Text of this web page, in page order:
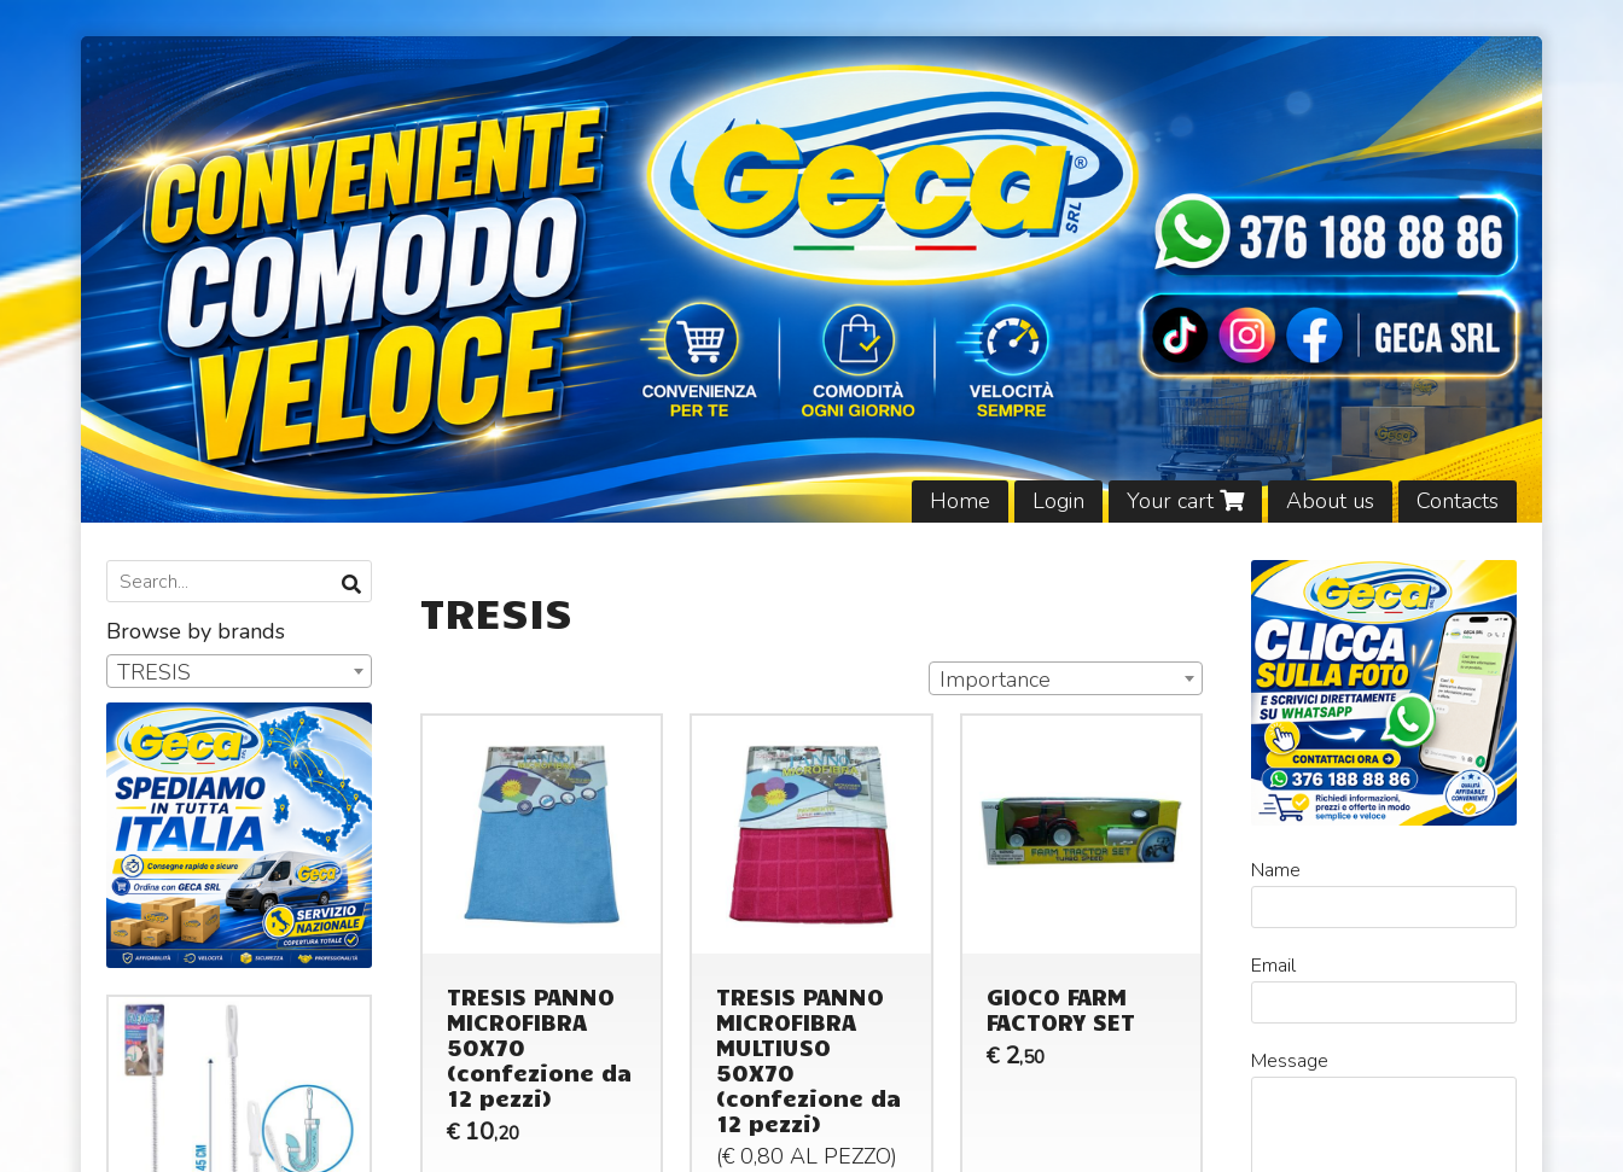
Home Login Your cart About us Contacts
TRESIS
Importance
TRESIS PANNO
MICROFIBRA
50X70
(confezione da
12 pezzi)
€ 10,20
TRESIS PANNO
MICROFIBRA
MULTIUSO
50X70
(confezione da
12 pezzi)
(€ 0,80 AL PEZZO)
GIOCO FARM
FACTORY SET
€ 2,50
Browse by brands
TRESIS
Name
Email
Message